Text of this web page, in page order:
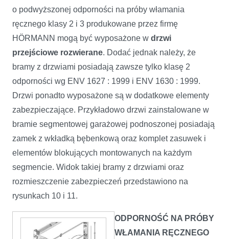
o podwyższonej odporności na próby włamania
ręcznego klasy 2 i 3 produkowane przez firmę
HÖRMANN mogą być wyposażone w drzwi
przejściowe rozwierane. Dodać jednak należy, że
bramy z drzwiami posiadają zawsze tylko klasę 2
odporności wg ENV 1627 : 1999 i ENV 1630 : 1999.
Drzwi ponadto wyposażone są w dodatkowe elementy
zabezpieczające. Przykładowo drzwi zainstalowane w
bramie segmentowej garażowej podnoszonej posiadają
zamek z wkładką bębenkową oraz komplet zasuwek i
elementów blokujących montowanych na każdym
segmencie. Widok takiej bramy z drzwiami oraz
rozmieszczenie zabezpieczeń przedstawiono na
rysunkach 10 i 11.
ODPORNOŚĆ NA PRÓBY
WŁAMANIA RĘCZNEGO